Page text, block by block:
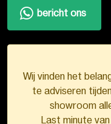
bericht ons
Wij vinden het
te adviseren
showroom
Last minute